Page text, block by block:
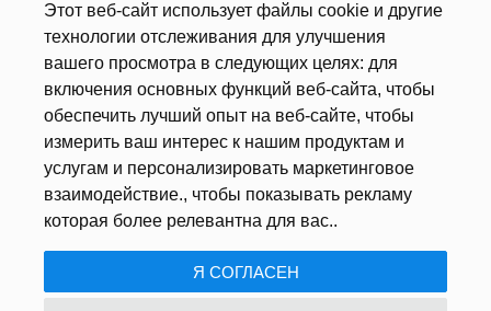
Этот веб-сайт использует файлы cookie и другие
технологии отслеживания для улучшения
вашего просмотра в следующих целях: для
включения основных функций веб-сайта, чтобы
обеспечить лучший опыт на веб-сайте, чтобы
измерить ваш интерес к нашим продуктам и
услугам и персонализировать маркетинговое
взаимодействие., чтобы показывать рекламу
которая более релевантна для вас..
Я СОГЛАСЕН
Анкета
Калькулятор дат
Документы
ПОЛИТИКА КОНФИДЕНЦИАЛЬНОСТИ/USTAWIENIA COOKIE